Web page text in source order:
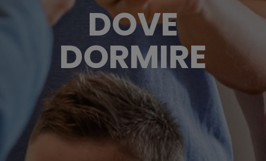
DOVE
DORMIRE